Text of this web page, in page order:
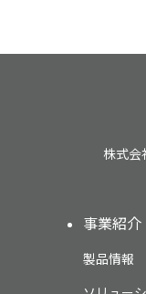
株式会
事業紹介
製品情報